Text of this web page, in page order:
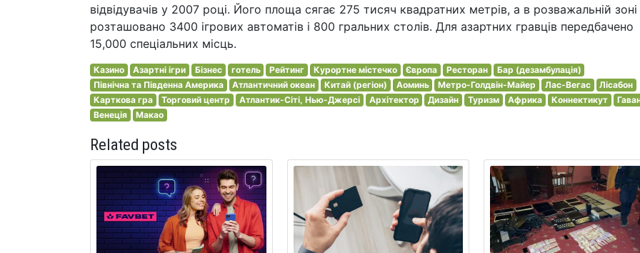
відвідувачів у 2007 році. Його площа сягає 275 тисяч квадратних метрів, а в розважальній зоні
розташовано 3400 ігрових автоматів і 800 гральних столів. Для азартних гравців передбачено
15,000 спеціальних місць.
Казино Азартні ігри Бізнес готель Рейтинг Курортне містечко Європа Ресторан
Бар (дезамбулація)
Північна та Південна Америка
Атлантичний океан Китай (регіон) Аоминь Метро-Голдвін-Майер Лас-Вегас
Лісабон
Карткова гра
Торговий центр Атлантик-Сіті, Нью-Джерсі Архітектор Дизайн Туризм Африка Коннектикут
Венеція
Макао
Related posts